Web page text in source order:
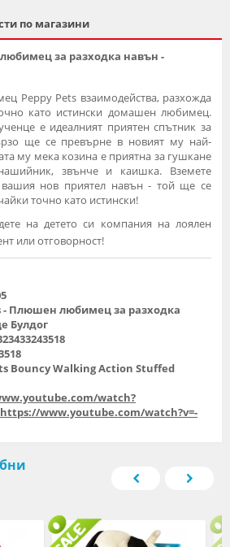
по магазини
за разходка навън -
Peppy Pets взаимодейства, разхожда
като истински домашен любимец.
е идеалният приятен спътник за
ще се превърне в новият му най-
му мека козина е приятна за гушкане
звънче и каишка. Вземете
вашия нов приятел навън - той ще се
точно като истински!
на детето си компания на лоялен
или отговорност!
- Плюшен любимец за разходка
Булдог
Bouncy Walking Action Stuffed
watch?
https://www.youtube.com/watch?v=-